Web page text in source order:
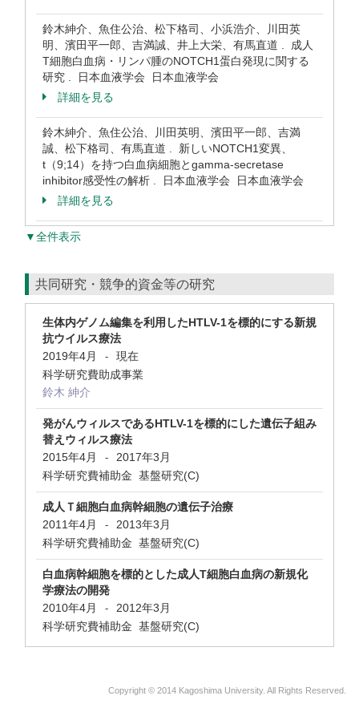
鈴木紳介、魚住公治、松下格司、小浜浩介、川田英
明、濱田平一郎、吉満誠、井上大栄、有馬直道 . 成人
T細胞白血病・リンパ腫のNOTCH1蛋白発現に関する
研究 . 日本血液学会 日本血液学会
詳細を見る
鈴木紳介、魚住公治、川田英明、濱田平一郎、吉満
誠、松下格司、有馬直道 . 新しいNOTCH1変異、
t（9;14）を持つ白血病細胞とgamma-secretase
inhibitor感受性の解析 . 日本血液学会 日本血液学会
詳細を見る
▼全件表示
共同研究・競争的資金等の研究
生体内ゲノム編集を利用したHTLV-1を標的にする新規
抗ウイルス療法
2019年4月
-
現在
科学研究費助成事業
鈴木 紳介
発がんウィルスであるHTLV-1を標的にした遺伝子組み
替えウィルス療法
2015年4月
-
2017年3月
科学研究費補助金 基盤研究(C)
成人Ｔ細胞白血病幹細胞の遺伝子治療
2011年4月
-
2013年3月
科学研究費補助金 基盤研究(C)
白血病幹細胞を標的とした成人T細胞白血病の新規化
学療法の開発
2010年4月
-
2012年3月
科学研究費補助金 基盤研究(C)
Copyright © 2014 Kagoshima University. All Rights Reserved.